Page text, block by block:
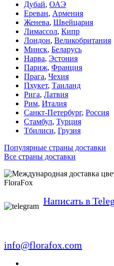
Дубай, ОАЭ
Ереван, Армения
Женева, Швейцария
Лимассол, Кипр
Лондон, Великобритания
Минск, Беларусь
Нарва, Эстония
Париж, Франция
Прага, Чехия
Пхукет, Таиланд
Рига, Латвия
Рим, Италия
Санкт-Петербург, Россия
Стамбул, Турция
Тбилиси, Грузия
Популярные страны доставки
Все страны доставки
FloraFox
Написать в
info@florafox.com